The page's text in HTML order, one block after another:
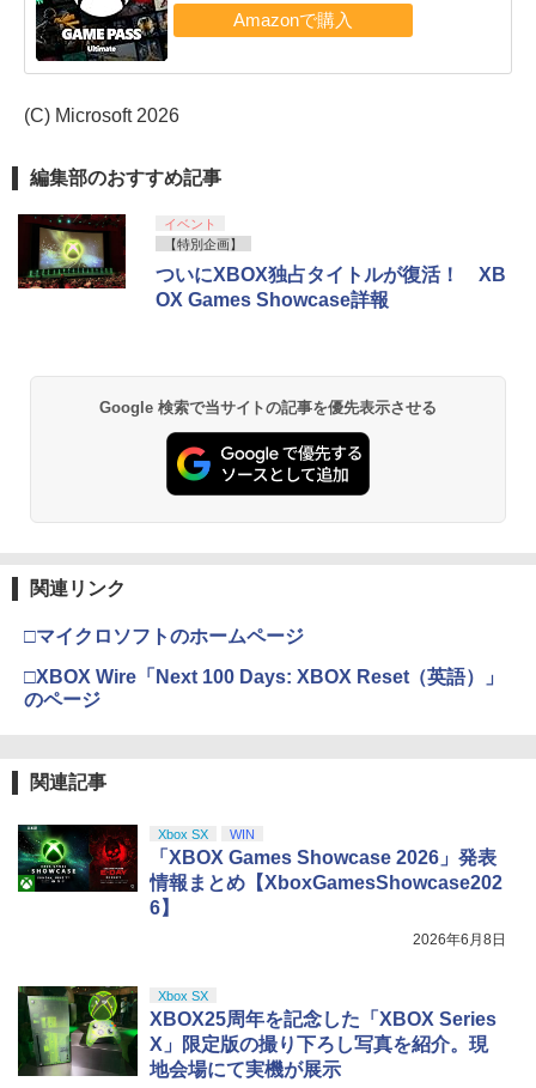
(C) Microsoft 2026
編集部のおすすめ記事
イベント
【特別企画】
ついにXBOX独占タイトルが復活！ XB
OX Games Showcase詳報
Google 検索で当サイトの記事を優先表示させる
関連リンク
□マイクロソフトのホームページ
□XBOX Wire「Next 100 Days: XBOX Reset（英語）」
のページ
関連記事
Xbox SX WIN
「XBOX Games Showcase 2026」発表
情報まとめ【XboxGamesShowcase202
6】
2026年6月8日
Xbox SX
XBOX25周年を記念した「XBOX Series
X」限定版の撮り下ろし写真を紹介。現
地会場にて実機が展示